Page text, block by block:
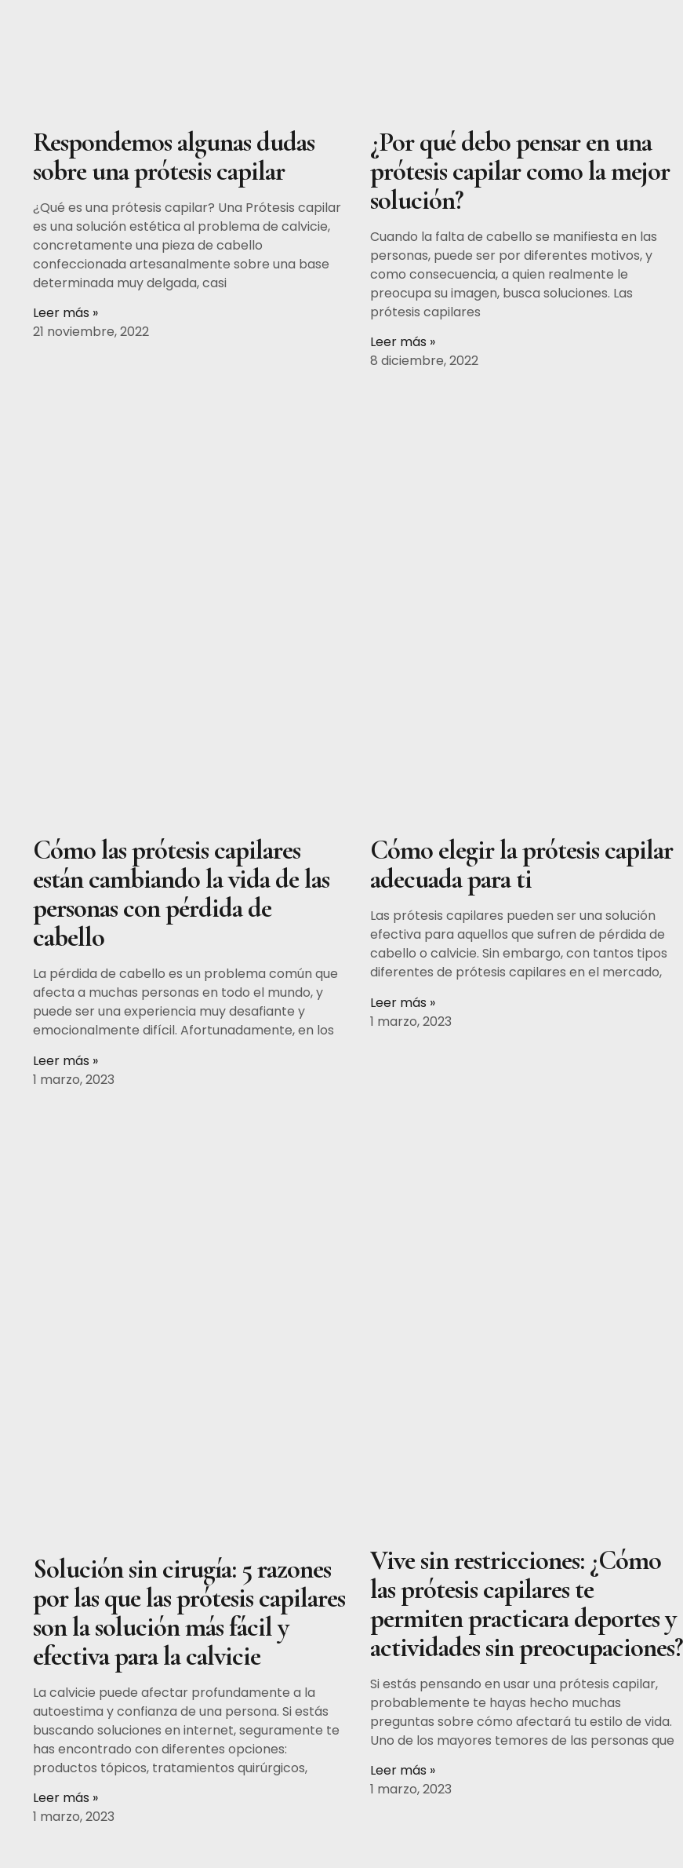
Respondemos algunas dudas
sobre una prótesis capilar
¿Qué es una prótesis capilar? Una Prótesis capilar
es una solución estética al problema de calvicie,
concretamente una pieza de cabello
confeccionada artesanalmente sobre una base
determinada muy delgada, casi
Leer más »
21 noviembre, 2022
¿Por qué debo pensar en una
prótesis capilar como la mejor
solución?
Cuando la falta de cabello se manifiesta en las
personas, puede ser por diferentes motivos, y
como consecuencia, a quien realmente le
preocupa su imagen, busca soluciones. Las
prótesis capilares
Leer más »
8 diciembre, 2022
Cómo las prótesis capilares
están cambiando la vida de las
personas con pérdida de
cabello
La pérdida de cabello es un problema común que
afecta a muchas personas en todo el mundo, y
puede ser una experiencia muy desafiante y
emocionalmente difícil. Afortunadamente, en los
Leer más »
1 marzo, 2023
Cómo elegir la prótesis capilar
adecuada para ti
Las prótesis capilares pueden ser una solución
efectiva para aquellos que sufren de pérdida de
cabello o calvicie. Sin embargo, con tantos tipos
diferentes de prótesis capilares en el mercado,
Leer más »
1 marzo, 2023
Solución sin cirugía: 5 razones
por las que las prótesis capilares
son la solución más fácil y
efectiva para la calvicie
La calvicie puede afectar profundamente a la
autoestima y confianza de una persona. Si estás
buscando soluciones en internet, seguramente te
has encontrado con diferentes opciones:
productos tópicos, tratamientos quirúrgicos,
Leer más »
1 marzo, 2023
Vive sin restricciones: ¿Cómo
las prótesis capilares te
permiten practicara deportes y
actividades sin preocupaciones?
Si estás pensando en usar una prótesis capilar,
probablemente te hayas hecho muchas
preguntas sobre cómo afectará tu estilo de vida.
Uno de los mayores temores de las personas que
Leer más »
1 marzo, 2023